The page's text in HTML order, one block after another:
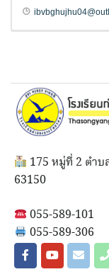
175 หมู่ที่ 2 ตำบ
63150
055-589-101
055-589-306